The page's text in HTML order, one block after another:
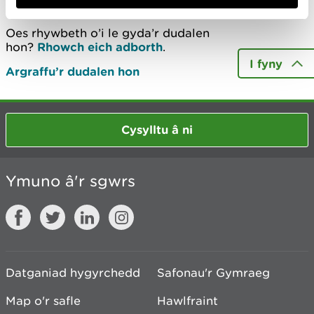
Oes rhywbeth o’i le gyda’r dudalen
hon? Rhowch eich adborth.
Argraffu’r dudalen hon
I fyny
Cysylltu â ni
Ymuno â'r sgwrs
Datganiad hygyrchedd
Safonau'r Gymraeg
Map o'r safle
Hawlfraint